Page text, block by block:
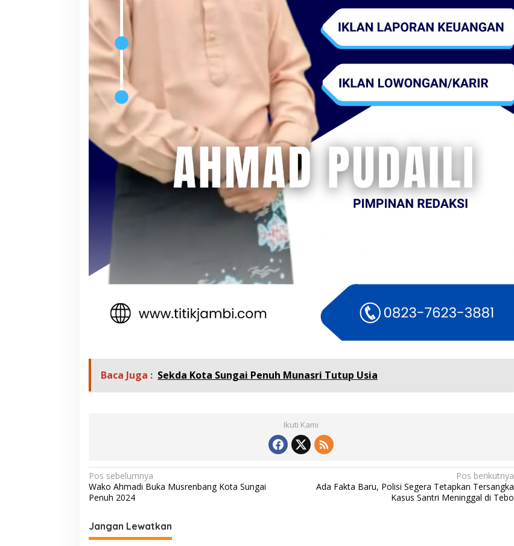
Baca Juga : Sekda Kota Sungai Penuh Munasri Tutup Usia
Ikuti Kami
N
a
i
Pos sebelumnya
Wako Ahmadi Buka Musrenbang Kota Sungai
Penuh 2024
Pos berikutnya
Ada Fakta Baru, Polisi Segera Tetapkan Tersangka
Kasus Santri Meninggal di Tebo
Jangan Lewatkan